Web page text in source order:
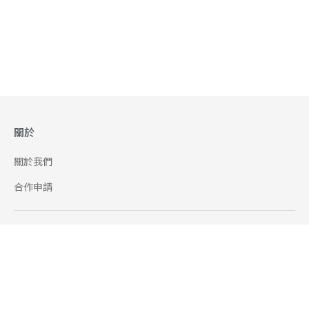
關於
關於我們
合作申請